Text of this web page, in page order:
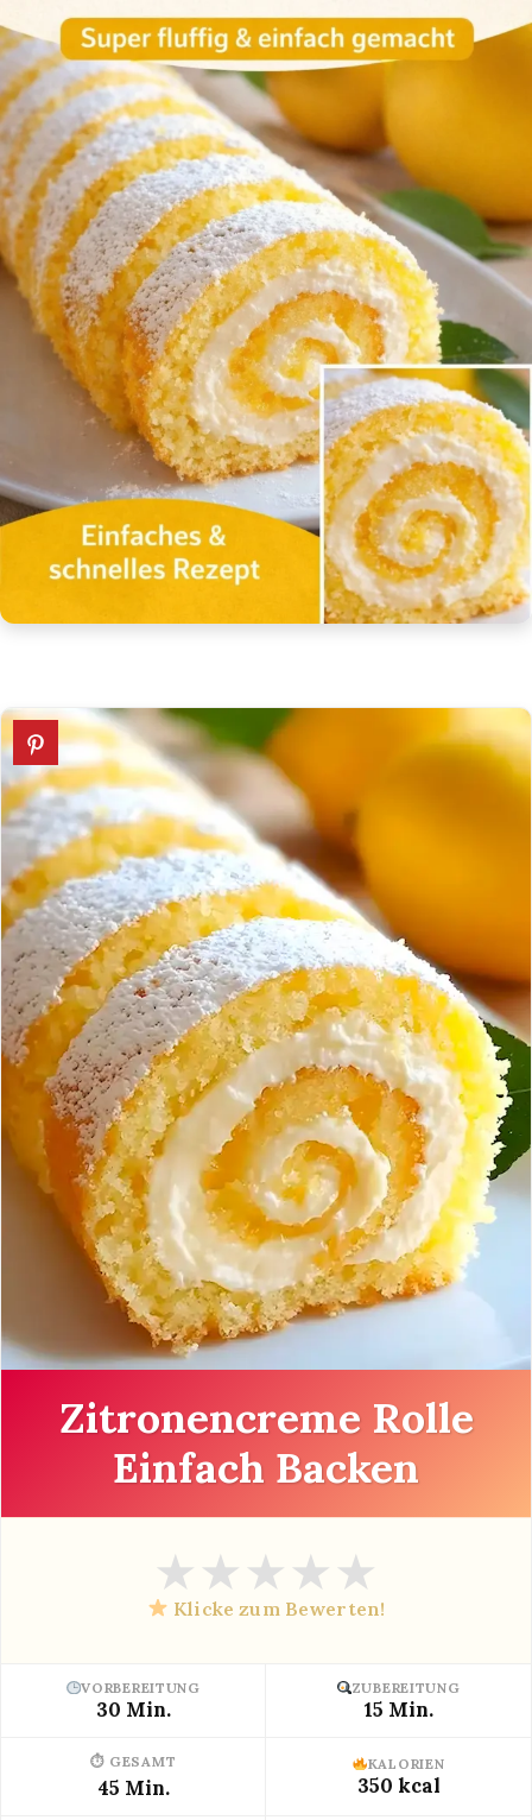
Zitronencreme Rolle
Einfach Backen
★★★★★
Klicke zum Bewerten!
VORBEREITUNG
30 Min.
ZUBEREITUNG
15 Min.
⏱ GESAMT
45 Min.
KALORIEN
350 kcal